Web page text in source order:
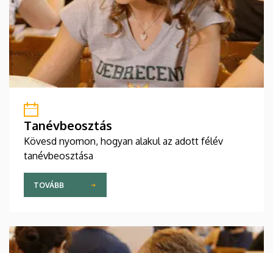
Tanévbeosztás
Kövesd nyomon, hogyan alakul az adott félév
tanévbeosztása
TOVÁBB